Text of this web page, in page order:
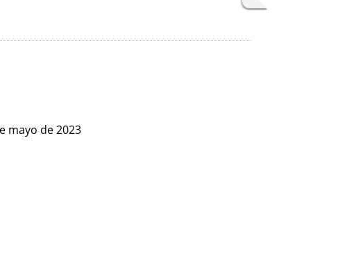
mayo de 2023